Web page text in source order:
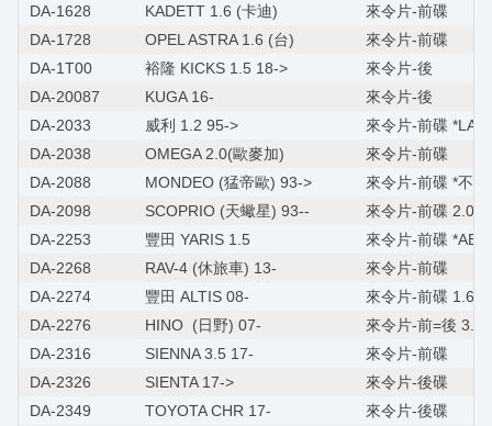
DA-1628 KADETT 1.6 (卡迪)
來令片-前碟
DA-1728
OPEL ASTRA 1.6 (台)
來令片-前碟
DA-1T00
裕隆 KICKS 1.5 18->
來令片-後
DA-20087
KUGA 16-
來令片-後
DA-2033
威利 1.2 95->
來令片-前碟
DA-2038
OMEGA 2.0(歐麥加)
來令片-前碟
DA-2088
MONDEO (猛帝歐) 93->
來令片-前碟 *不附
DA-2098
SCOPRIO (天蠍星) 93--
來令片-前碟 2.0-
DA-2253
豐田 YARIS 1.5
來令片-前碟 *ABS*
DA-2268
RAV-4 (休旅車) 13-
來令片-前碟
DA-2274
豐田 ALTIS 08-
來令片-前碟 1.6/
DA-2276
HINO (日野) 07-
來令片-前=後 3.5T
DA-2316
SIENNA 3.5 17-
來令片-前碟
DA-2326
SIENTA 17->
來令片-後碟
DA-2349
TOYOTA CHR 17-
來令片-後碟